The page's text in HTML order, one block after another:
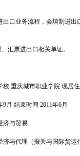
口业务流程，会填制进出
汇票进出口相关单证。
重庆城市职业学院 现居
月 结束时间 2011年6月
济与贸易
与代理（报关与国际货运